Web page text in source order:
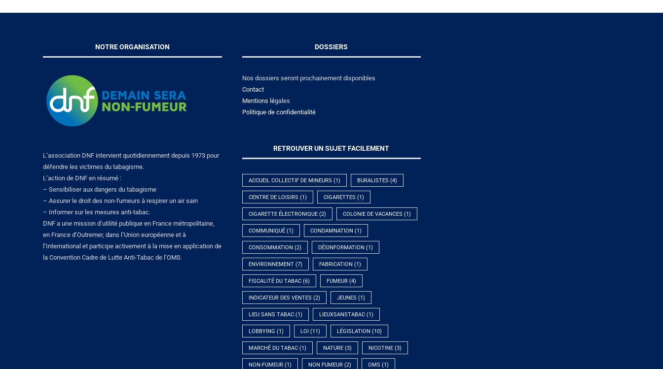
NOTRE ORGANISATION
L’association DNF intervient quotidiennement depuis 1973 pour
défendre les victimes du tabagisme.
L’action de DNF en résumé :
– Sensibiliser aux dangers du tabagisme
– Assurer le droit des non-fumeurs à respirer un air sain
– Informer sur les mesures anti-tabac.
DNF a une mission d’utilité publique en France métropolitaine,
en France d’Outremer, dans l’Union européenne et à
l’International et participe activement à la mise en application de
la Convention Cadre de Lutte Anti-Tabac de l’OMS.
DOSSIERS
Nos dossiers seront prochainement disponibles
Contact
Mentions légales
Politique de confidentialité
RETROUVER UN SUJET FACILEMENT
ACCUEIL COLLECTIF DE MINEURS (1) BURALISTES (4)
CENTRE DE LOISIRS (1) CIGARETTES (1)
CIGARETTE ÉLECTRONIQUE(2) COLONIE DE VACANCES (1)
COMMUNIQUÉ(1) CONDAMNATION (1)
CONSOMMATION (2) DÉSINFORMATION (1)
ENVIRONNEMENT(7) FABRICATION (1)
FISCALITÉ DU TABAC(6) FUMEUR(4)
INDICATEUR DES VENTES (2) JEUNES (1)
LIEU SANS TABAC(1) LIEUXSANSTABAC(1)
LOBBYING (1) LOI (11) LÉGISLATION (10)
MARCHÉ DU TABAC(1) NATURE(3) NICOTINE(3)
NON-FUMEUR(1) NON FUMEUR(2) OMS (1)